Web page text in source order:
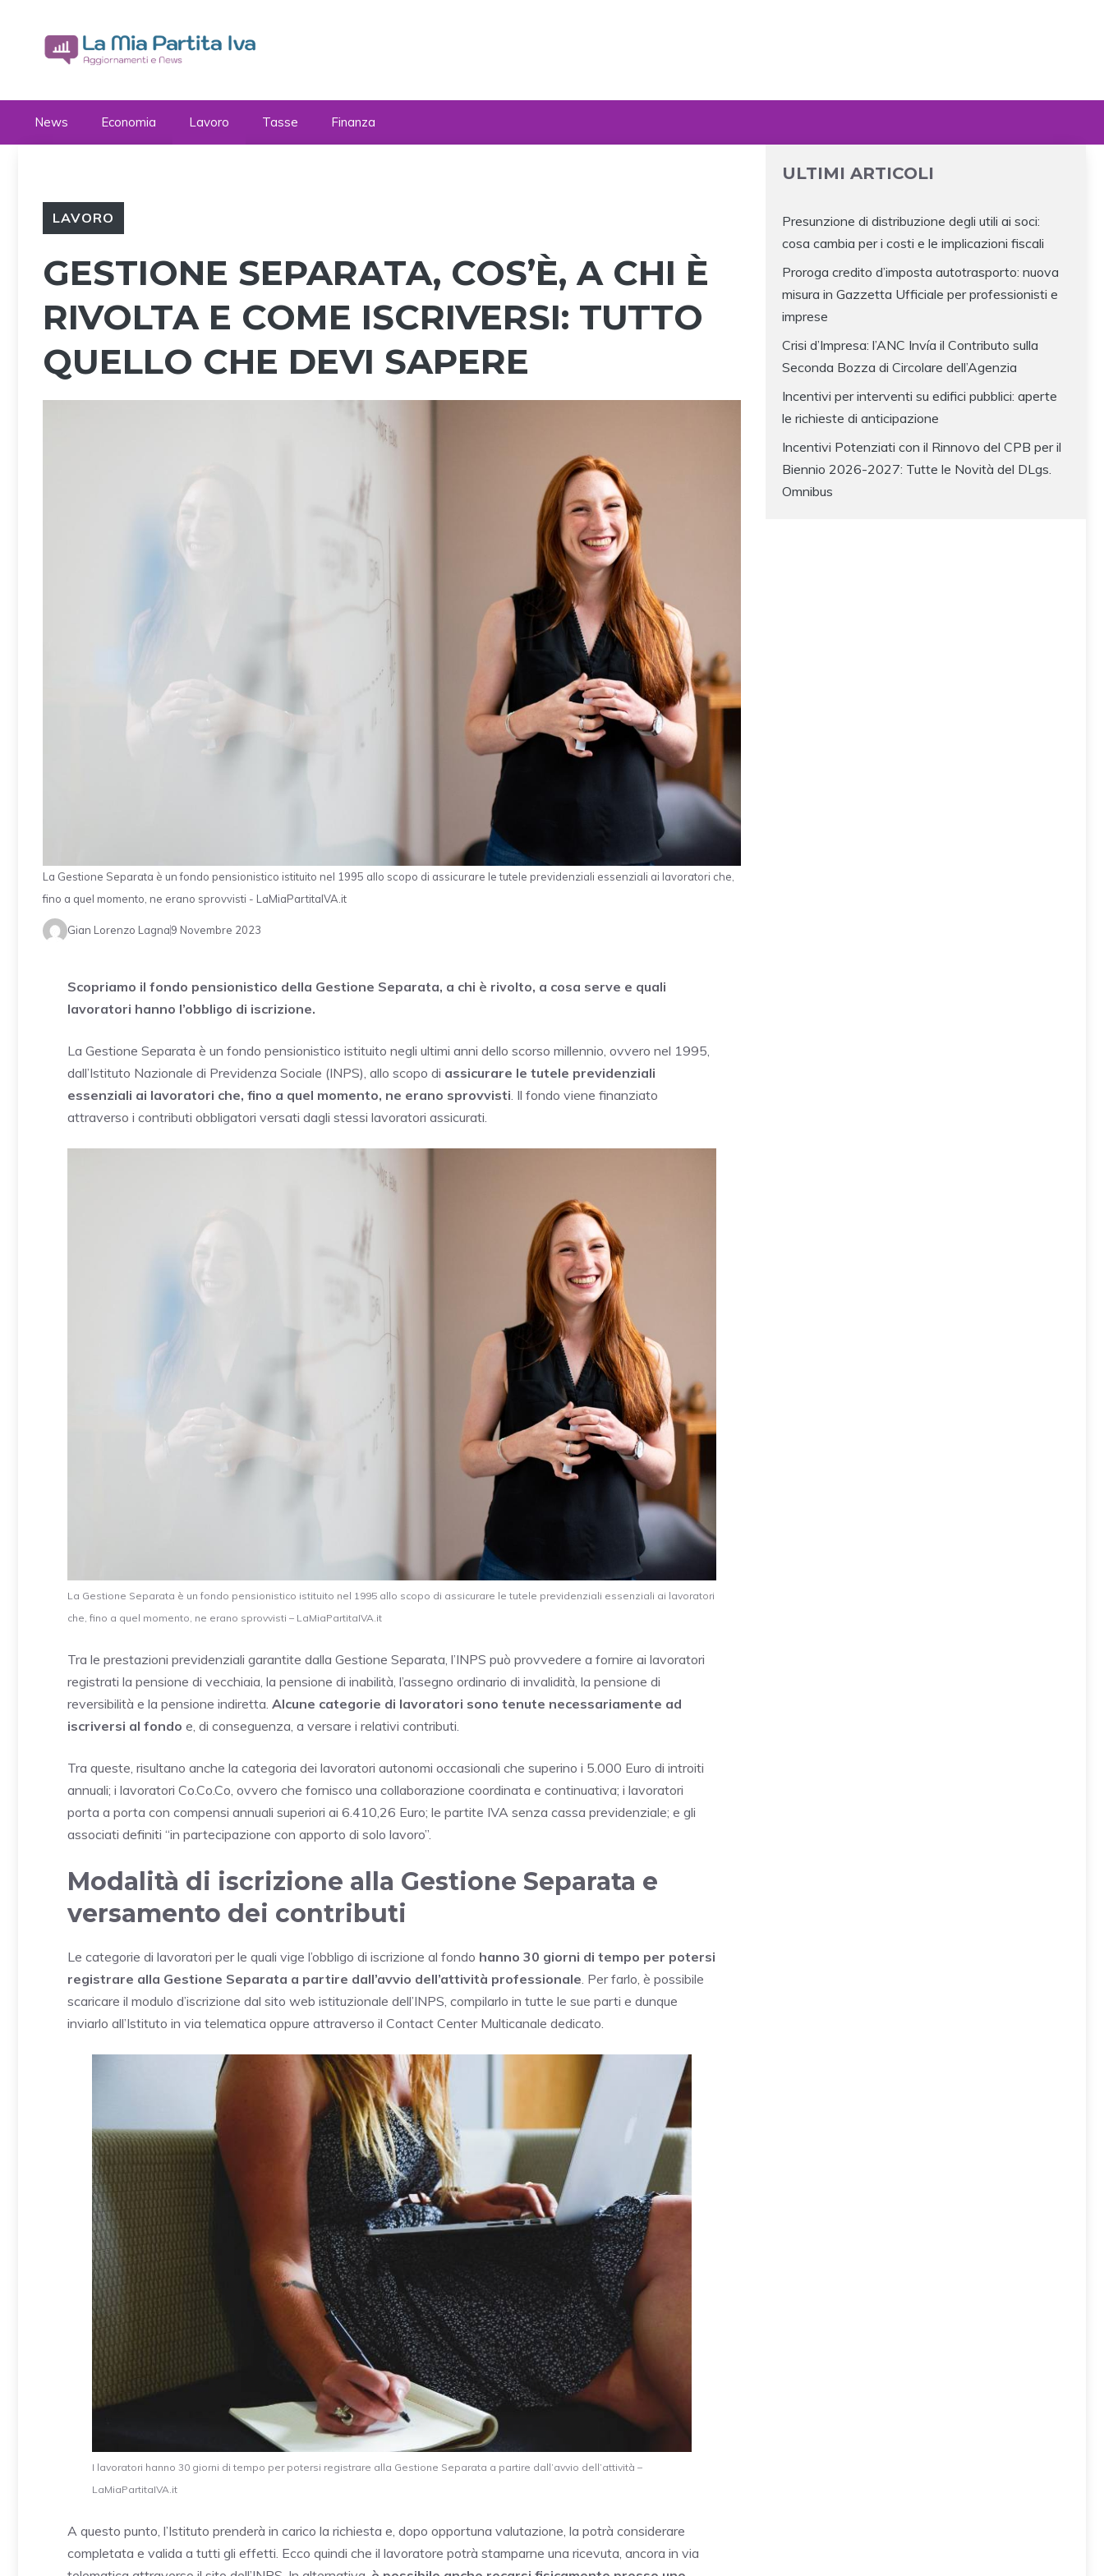
contenuto
News Economia Lavoro Tasse Finanza
LAVORO
GESTIONE SEPARATA, COS’È, A CHI È
RIVOLTA E COME ISCRIVERSI: TUTTO
QUELLO CHE DEVI SAPERE
La Gestione Separata è un fondo pensionistico istituito nel 1995 allo scopo di assicurare le tutele previdenziali essenziali ai lavoratori che,
fino a quel momento, ne erano sprovvisti - LaMiaPartitaIVA.it
Gian Lorenzo Lagna9 Novembre 2023
Scopriamo il fondo pensionistico della Gestione Separata, a chi è rivolto, a cosa serve e quali
lavoratori hanno l’obbligo di iscrizione.
La Gestione Separata è un fondo pensionistico istituito negli ultimi anni dello scorso millennio, ovvero nel 1995,
dall’Istituto Nazionale di Previdenza Sociale (INPS), allo scopo di assicurare le tutele previdenziali
essenziali ai lavoratori che, fino a quel momento, ne erano sprovvisti . Il fondo viene finanziato
attraverso i contributi obbligatori versati dagli stessi lavoratori assicurati.
La Gestione Separata è un fondo pensionistico istituito nel 1995 allo scopo di assicurare le tutele previdenziali essenziali ai lavoratori
che, fino a quel momento, ne erano sprovvisti – LaMiaPartitaIVA.it
Tra le prestazioni previdenziali garantite dalla Gestione Separata, l’INPS può provvedere a fornire ai lavoratori
registrati la pensione di vecchiaia, la pensione di inabilità, l’assegno ordinario di invalidità, la pensione di
reversibilità e la pensione indiretta. Alcune categorie di lavoratori sono tenute necessariamente ad
iscriversi al fondo e, di conseguenza, a versare i relativi contributi.
Tra queste, risultano anche la categoria dei lavoratori autonomi occasionali che superino i 5.000 Euro di introiti
annuali; i lavoratori Co.Co.Co, ovvero che fornisco una collaborazione coordinata e continuativa; i lavoratori
porta a porta con compensi annuali superiori ai 6.410,26 Euro; le partite IVA senza cassa previdenziale; e gli
associati definiti “in partecipazione con apporto di solo lavoro”.
Modalità di iscrizione alla Gestione Separata e
versamento dei contributi
Le categorie di lavoratori per le quali vige l’obbligo di iscrizione al fondo hanno 30 giorni di tempo per potersi
registrare alla Gestione Separata a partire dall’avvio dell’attività professionale. Per farlo, è possibile
scaricare il modulo d’iscrizione dal sito web istituzionale dell’INPS, compilarlo in tutte le sue parti e dunque
inviarlo all’Istituto in via telematica oppure attraverso il Contact Center Multicanale dedicato.
I lavoratori hanno 30 giorni di tempo per potersi registrare alla Gestione Separata a partire dall’avvio dell’attività –
LaMiaPartitaIVA.it
A questo punto, l’Istituto prenderà in carico la richiesta e, dopo opportuna valutazione, la potrà considerare
completata e valida a tutti gli effetti. Ecco quindi che il lavoratore potrà stamparne una ricevuta, ancora in via
ULTIMI ARTICOLI
Presunzione di distribuzione degli utili ai soci:
cosa cambia per i costi e le implicazioni fiscali
Proroga credito d’imposta autotrasporto: nuova
misura in Gazzetta Ufficiale per professionisti e
imprese
Crisi d’Impresa: l’ANC Invía il Contributo sulla
Seconda Bozza di Circolare dell’Agenzia
Incentivi per interventi su edifici pubblici: aperte
le richieste di anticipazione
Incentivi Potenziati con il Rinnovo del CPB per il
Biennio 2026-2027: Tutte le Novità del DLgs.
Omnibus